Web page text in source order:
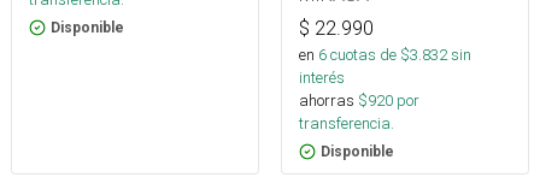
Disponible $ 22.990
en 6cuotas de $3.832sin
interés
ahorras $920 por
transferencia.
Disponible